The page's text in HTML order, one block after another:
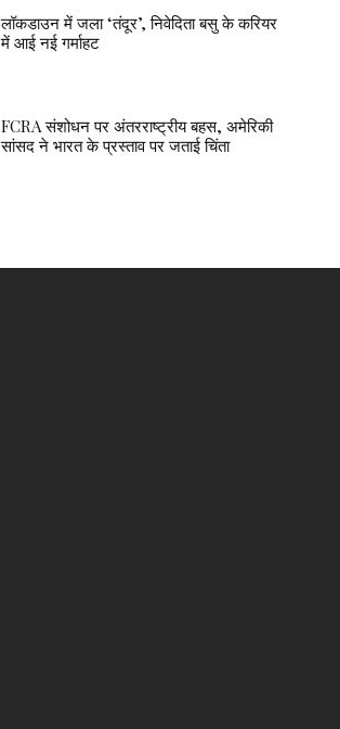
लॉकडाउन में जला ‘तंदूर’, निवेदिता बसु के करियर
में आई नई गर्माहट
FCRA संशोधन पर अंतरराष्ट्रीय बहस, अमेरिकी
सांसद ने भारत के प्रस्ताव पर जताई चिंता